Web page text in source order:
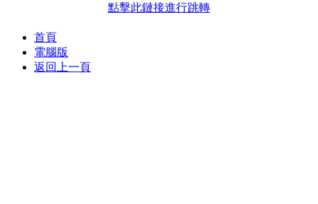
點擊此鏈接進行跳轉
首頁
電腦版
返回上一頁